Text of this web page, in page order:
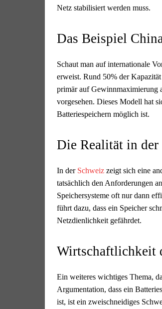
Netz stabilisiert werden muss.
Das Beispiel China
Schaut man auf internationale
erweist. Rund 50% der
primär auf Gewinnmaximierung
vorgesehen. Dieses Modell hat
Batteriespeichern möglich ist.
Die Realität in der
In der Schweiz zeigt sich eine
tatsächlich den Anforderungen
Speichersysteme oft nur dann
führt dazu, dass ein Speicher
Netzdienlichkeit gefährdet.
Wirtschaftlichkeit
Ein weiteres wichtiges Thema,
Argumentation, dass ein
ist, ist ein zweischneidiges